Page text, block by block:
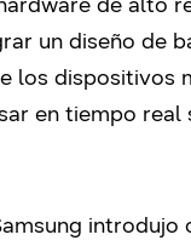
un diseño de
los dispositivos
en tiempo real
introdujo